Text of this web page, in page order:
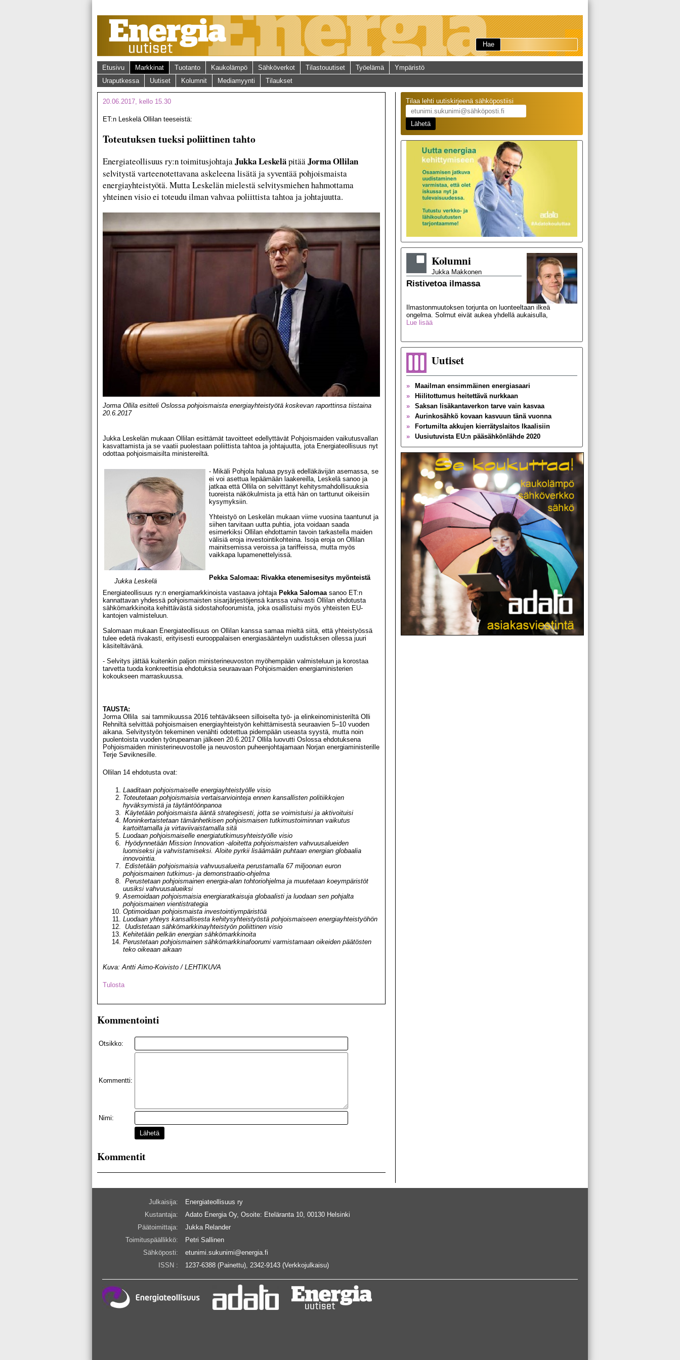
Hae
Etusivu Markkinat Tuotanto Kaukolämpö Sähköverkot Tilastouutiset Työelämä
Ympäristö
Uraputkessa
Uutiset Kolumnit Mediamyynti Tilaukset
20.06.2017, kello 15.30
ET:n Leskelä Ollilan teeseistä:
Toteutuksen tueksi poliittinen tahto
Energiateollisuus ry:n toimitusjohtajaJukka LeskeläpitääJorma Ollilan
selvitystä varteenotettavana askeleena lisätä ja syventää pohjoismaista
energiayhteistyötä. Mutta Leskelän mielestä selvitysmiehen hahmottama
yhteinen visio ei toteudu ilman vahvaa poliittista tahtoa ja johtajuutta.
Jorma Ollila esitteli Oslossa pohjoismaista energiayhteistyötä koskevan raporttinsa tiistaina
20.6.2017
Jukka Leskelän mukaan Ollilan esittämät tavoitteet edellyttävät Pohjoismaiden vaikutusvallan
kasvattamista ja se vaatii puolestaan poliittista tahtoa ja johtajuutta, jota Energiateollisuus nyt
odottaa pohjoismaisilta ministereiltä.
Jukka Leskelä
- Mikäli Pohjola haluaa pysyä edelläkävijän asemassa, se
ei voi asettua lepäämään laakereilla, Leskelä sanoo ja
jatkaa että Ollila on selvittänyt kehitysmahdollisuuksia
tuoreista näkökulmista ja että hän on tarttunut oikeisiin
kysymyksiin.
Yhteistyö on Leskelän mukaan viime vuosina taantunut ja
siihen tarvitaan uutta puhtia, jota voidaan saada
esimerkiksi Ollilan ehdottamin tavoin tarkastella maiden
välisiä eroja investointikohteina. Isoja eroja on Ollilan
mainitsemissa veroissa ja tariffeissa, mutta myös
vaikkapa lupamenettelyissä.
Pekka Salomaa: Rivakka etenemisesitys myönteistä
Energiateollisuus ry:n energiamarkkinoista vastaava johtaja Pekka Salomaa sanoo ET:n
kannattavan yhdessä pohjoismaisten sisarjärjestöjensä kanssa vahvasti Ollilan ehdotusta
sähkömarkkinoita kehittävästä sidostahofoorumista, joka osallistuisi myös yhteisten EU-
kantojen valmisteluun.
Salomaan mukaan Energiateollisuus on Ollilan kanssa samaa mieltä siitä, että yhteistyössä
tulee edetä rivakasti, erityisesti eurooppalaisen energiasääntelyn uudistuksen ollessa juuri
käsiteltävänä.
- Selvitys jättää kuitenkin paljon ministerineuvoston myöhempään valmisteluun ja korostaa
tarvetta tuoda konkreettisia ehdotuksia seuraavaan Pohjoismaiden energiaministerien
kokoukseen marraskuussa.
TAUSTA:
Jorma Ollila sai tammikuussa 2016 tehtäväkseen silloiselta työ- ja elinkeinoministeriltä Olli
Rehniltä selvittää pohjoismaisen energiayhteistyön kehittämisestä seuraavien 5–10 vuoden
aikana. Selvitystyön tekeminen venähti odotettua pidempään useasta syystä, mutta noin
puolentoista vuoden työrupeaman jälkeen 20.6.2017 Ollila luovutti Oslossa ehdotuksena
Pohjoismaiden ministerineuvostolle ja neuvoston puheenjohtajamaan Norjan energiaministerille
Terje Søviknesille.
Ollilan 14 ehdotusta ovat:
Laaditaan pohjoismaiselle energiayhteistyölle visio
Toteutetaan pohjoismaisia vertaisarviointeja ennen kansallisten politiikkojen
hyväksymistä ja täytäntöönpanoa
Käytetään pohjoismaista ääntä strategisesti, jotta se voimistuisi ja aktivoituisi
Moninkertaistetaan tämänhetkisen pohjoismaisen tutkimustoiminnan vaikutus
kartoittamalla ja virtaviivaistamalla sitä
Luodaan pohjoismaiselle energiatutkimusyhteistyölle visio
Hyödynnetään Mission Innovation -aloitetta pohjoismaisten vahvuusalueiden
luomiseksi ja vahvistamiseksi. Aloite pyrkii lisäämään puhtaan energian globaalia
innovointia.
Edistetään pohjoismaisia vahvuusalueita perustamalla 67 miljoonan euron
pohjoismainen tutkimus- ja demonstraatio-ohjelma
Perustetaan pohjoismainen energia-alan tohtoriohjelma ja muutetaan koeympäristöt
uusiksi vahvuusalueiksi
Asemoidaan pohjoismaisia energiaratkaisuja globaalisti ja luodaan sen pohjalta
pohjoismainen vientistrategia
Optimoidaan pohjoismaista investointiympäristöä
Luodaan yhteys kansallisesta kehitysyhteistyöstä pohjoismaiseen energiayhteistyöhön
Uudistetaan sähkömarkkinayhteistyön poliittinen visio
Kehitetään pelkän energian sähkömarkkinoita
Perustetaan pohjoismainen sähkömarkkinafoorumi varmistamaan oikeiden päätösten
teko oikeaan aikaan
Kuva: Antti Aimo-Koivisto / LEHTIKUVA
Tulosta
Kommentointi
Otsikko:
Kommentti:
Nimi:
Lähetä
Kommentit
Tilaa lehti uutiskirjeenä sähköpostiisi
Kolumni
Jukka Makkonen
Ristivetoa ilmassa
Ilmastonmuutoksen torjunta on luonteeltaan ilkeä
ongelma. Solmut eivät aukea yhdellä aukaisulla,
Lue lisää
Uutiset
»
Maailman ensimmäinen energiasaari
»
Hiilitottumus heitettävä nurkkaan
»
Saksan lisäkantaverkon tarve vain kasvaa
»
Aurinkosähkö kovaan kasvuun tänä vuonna
»
Fortumilta akkujen kierrätyslaitos Ikaalisiin
»
Uusiutuvista EU:n pääsähkönlähde 2020
»
Brittien toinen siirtoyhteys Ranskaan valmis
»
Globaali sähkönkäyttö tuplaksi 2050 mennessä
»
Ydinvoima jakaa taas Ruotsia
»
Portugalissa hiili ulos sähköntuotannosta
Julkaisija:
Energiateollisuus ry
Kustantaja:
Adato Energia Oy, Osoite: Eteläranta 10, 00130 Helsinki
Päätoimittaja:
Jukka Relander
Toimituspäällikkö:
Petri Sallinen
Sähköposti:
etunimi.sukunimi@energia.fi
ISSN :
1237-6388 (Painettu), 2342-9143 (Verkkojulkaisu)